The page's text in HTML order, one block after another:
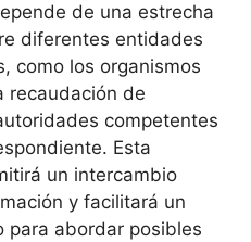
de una estrecha
diferentes entidades
como los organismos
recaudación de
competentes
Esta
un intercambio
y facilitará un
para abordar posibles